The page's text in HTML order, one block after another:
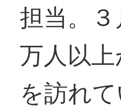
担当。
万人以
を訪れ